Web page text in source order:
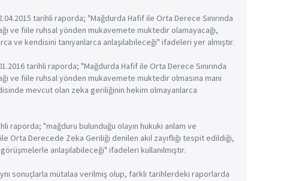
tarihli raporda; "Mağdurda Hafif ile Orta Derece Sınırında
ve fiile ruhsal yönden mukavemete muktedir olamayacağı,
ve kendisini tanıyanlarca anlaşılabileceği" ifadeleri yer almıştır.
tarihli raporda; "Mağdurda Hafif ile Orta Derece Sınırında
ve fiile ruhsal yönden mukavemete muktedir olmasına mani
mevcut olan zeka geriliğinin hekim olmayanlarca
raporda; "mağduru bulunduğu olayın hukuki anlam ve
Orta Derecede Zeka Geriliği denilen akıl zayıflığı tespit edildiği,
anlaşılabileceği" ifadeleri kullanılmıştır.
sonuçlarla mütalaa verilmiş olup, farklı tarihlerdeki raporlarda